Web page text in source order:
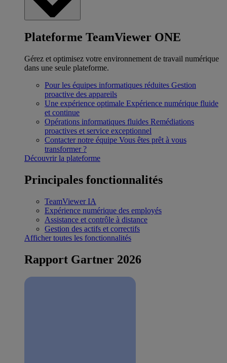
Plateforme TeamViewer ONE
Gérez et optimisez votre environnement de travail numérique
dans une seule plateforme.
Pour les équipes informatiques réduites Gestion
proactive des appareils
Une expérience optimale Expérience numérique fluide
et continue
Opérations informatiques fluides Remédiations
proactives et service exceptionnel
Contacter notre équipe Vous êtes prêt à vous
transformer ?
Découvrir la plateforme
Principales fonctionnalités
TeamViewer IA
Expérience numérique des employés
Assistance et contrôle à distance
Gestion des actifs et correctifs
Afficher toutes les fonctionnalités
Rapport Gartner 2026